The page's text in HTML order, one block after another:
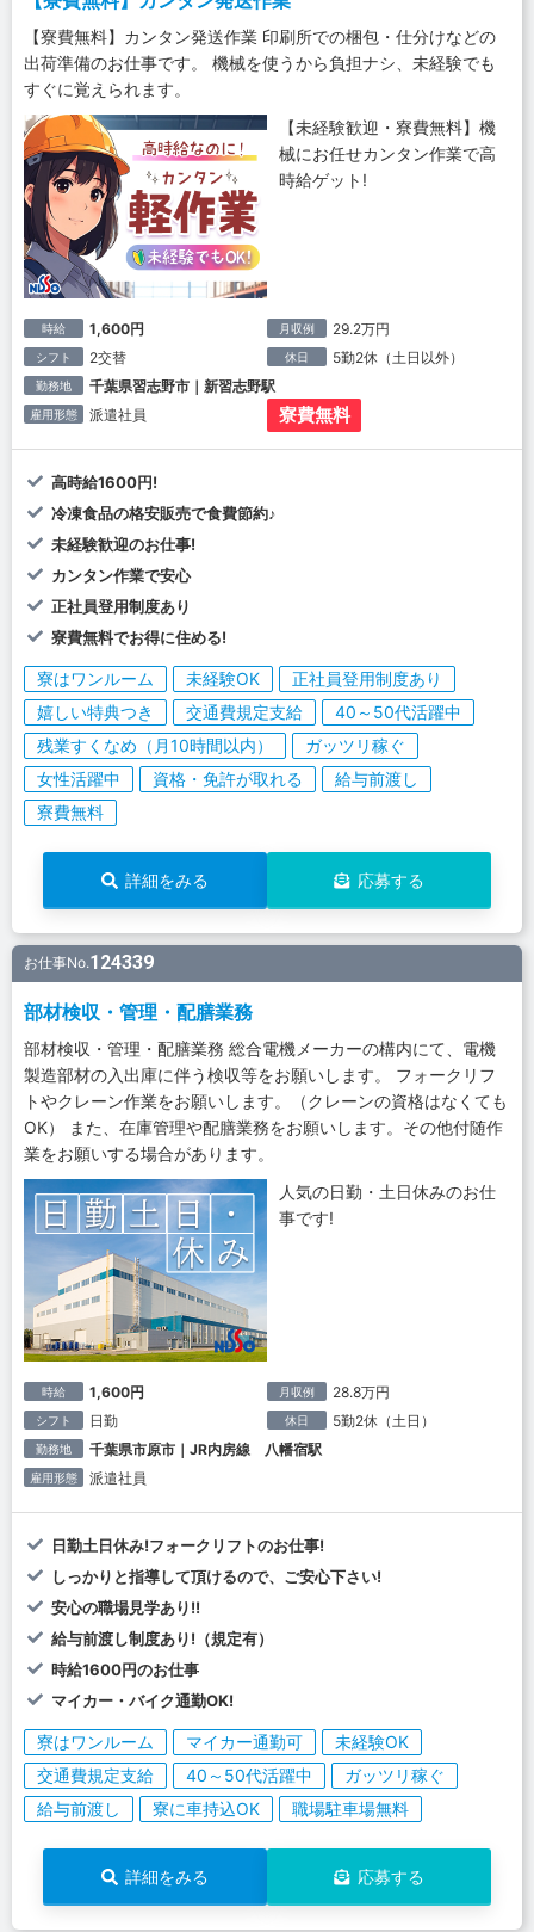
【寮費無料】カンタン発送作業 印刷所での梱包・仕分けなどの
出荷準備のお仕事です。 機械を使うから負担ナシ、未経験でも
すぐに覚えられます。
【未経験歓迎・寮費無料】機
械にお任せカンタン作業で高
時給ゲット!
時給 1,600円 月収例 29.2万円
シフト 2交替 休日 5勤2休（土日以外）
勤務地 千葉県習志野市｜新習志野駅
雇用形態 派遣社員 寮費無料
高時給1600円!
冷凍食品の格安販売で食費節約♪
未経験歓迎のお仕事!
カンタン作業で安心
正社員登用制度あり
寮費無料でお得に住める!
寮はワンルーム 未経験OK
正社員登用制度あり
嬉しい特典つき
交通費規定支給
40～50代活躍中
残業すくなめ（月10時間以内）
ガッツリ稼ぐ
女性活躍中
資格・免許が取れる
給与前渡し
寮費無料
詳細をみる 応募する
お仕事No.124339
部材検収・管理・配膳業務
部材検収・管理・配膳業務 総合電機メーカーの構内にて、電機
製造部材の入出庫に伴う検収等をお願いします。 フォークリフ
トやクレーン作業をお願いします。（クレーンの資格はなくても
OK） また、在庫管理や配膳業務をお願いします。その他付随作
業をお願いする場合があります。
人気の日勤・土日休みのお仕
事です!
時給 1,600円 月収例 28.8万円
シフト 日勤 休日 5勤2休（土日）
勤務地 千葉県市原市｜JR内房線 八幡宿駅
雇用形態 派遣社員
日勤土日休み!フォークリフトのお仕事!
しっかりと指導して頂けるので、ご安心下さい!
安心の職場見学あり!!
給与前渡し制度あり!（規定有）
時給1600円のお仕事
マイカー・バイク通勤OK!
寮はワンルーム マイカー通勤可
未経験OK
交通費規定支給
40～50代活躍中
ガッツリ稼ぐ
給与前渡し
寮に車持込OK 職場駐車場無料
詳細をみる 応募する